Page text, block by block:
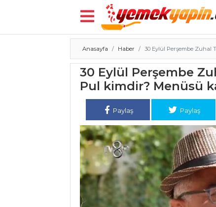
Anasayfa Haber 30 Eylül Perşembe Zuhal
30 Eylül Perşembe
Pul kimdir? Menüsü
Paylaş Paylaş